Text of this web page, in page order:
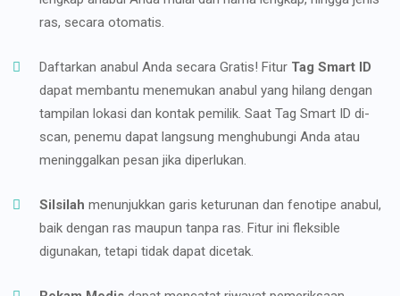
ras, secara otomatis.
Daftarkan anabul Anda secara Gratis! Fitur Tag Smart ID
dapat membantu menemukan anabul yang hilang dengan
tampilan lokasi dan kontak pemilik. Saat Tag Smart ID di-
scan, penemu dapat langsung menghubungi Anda atau
meninggalkan pesan jika diperlukan.
Silsilah menunjukkan garis keturunan dan fenotipe anabul,
baik dengan ras maupun tanpa ras. Fitur ini fleksible
digunakan, tetapi tidak dapat dicetak.